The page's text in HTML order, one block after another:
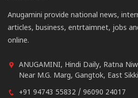
Anugamini provide national news,
articles, business, entrtaimnet, jobs
online.
ANUGAMINI, Hindi Daily, Ratna
Near M.G. Marg, Gangtok, East
+91 94743 55832 / 96090 24017